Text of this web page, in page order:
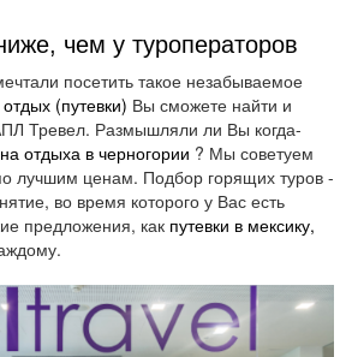
чем у туроператоров
посетить такое незабываемое
(путевки) Вы сможете найти и
Тревел. Размышляли ли Вы когда-
отдыха в черногории ? Мы советуем
лучшим ценам. Подбор горящих туров -
во время которого у Вас есть
предложения, как путевки в мексику,